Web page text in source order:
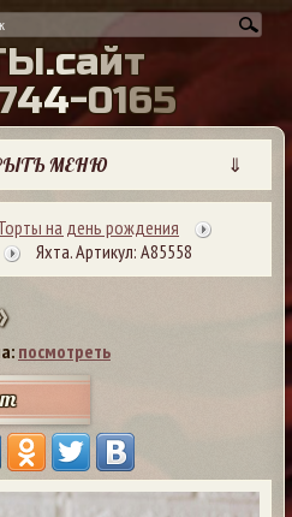
Ы.сайт
44-0165
МЕНЮ ⇓
на день рождения
Яхта. Артикул: А85558
посмотреть